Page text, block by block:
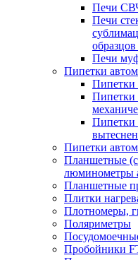
Печи
Печи
Печи
Пипетки
Пипетки
Пипетки
Пипетки
Пипетки
Планшетные
люминометры
Планшетные
Плитки
Плотномеры,
Поляриметры
Пробойники